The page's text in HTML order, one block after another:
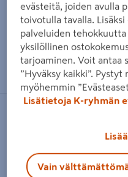
Zoomaa
Nuppivedin IDO
Tuotenumero
evästeitä, joiden avulla
toivotulla tavalla.
palveluiden
yksilöllinen
tarjoaminen. Voit antaa
”Hyväksy kaikki”.
myöhemmin
Lisätietoja K-ryhmän
Vain